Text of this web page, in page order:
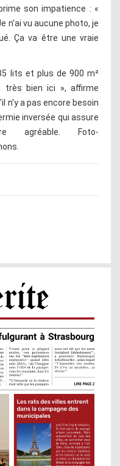
son impatience : «
n'ai vu aucune photo, je
Ça va être une vraie
lits et plus de 900 m²
très bien ici », affirme
n'y a pas encore besoin
inversée qui assure
agréable. Foto-